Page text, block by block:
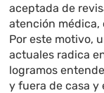
aceptada de
atención médica,
Por este motivo,
actuales radica
logramos
y fuera de casa y